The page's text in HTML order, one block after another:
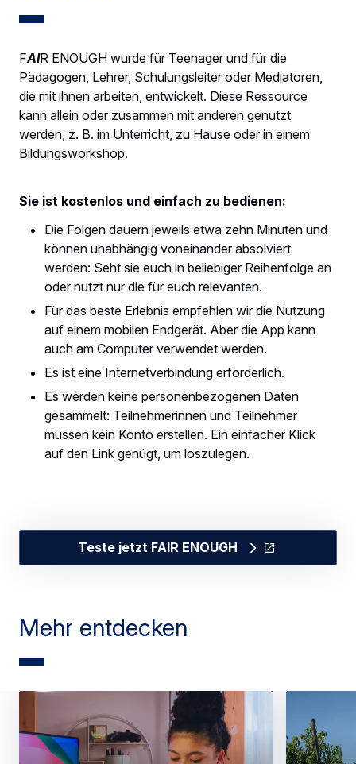
FAIR ENOUGH wurde für Teenager und für die
Pädagogen, Lehrer, Schulungsleiter oder Mediatoren,
die mit ihnen arbeiten, entwickelt. Diese Ressource
kann allein oder zusammen mit anderen genutzt
werden, z. B. im Unterricht, zu Hause oder in einem
Bildungsworkshop.
Sie ist kostenlos und einfach zu bedienen:
Die Folgen dauern jeweils etwa zehn Minuten und
können unabhängig voneinander absolviert
werden: Seht sie euch in beliebiger Reihenfolge an
oder nutzt nur die für euch relevanten.
Für das beste Erlebnis empfehlen wir die Nutzung
auf einem mobilen Endgerät. Aber die App kann
auch am Computer verwendet werden.
Es ist eine Internetverbindung erforderlich.
Es werden keine personenbezogenen Daten
gesammelt: Teilnehmerinnen und Teilnehmer
müssen kein Konto erstellen. Ein einfacher Klick
auf den Link genügt, um loszulegen.
Teste jetzt FAIR ENOUGH
Mehr entdecken